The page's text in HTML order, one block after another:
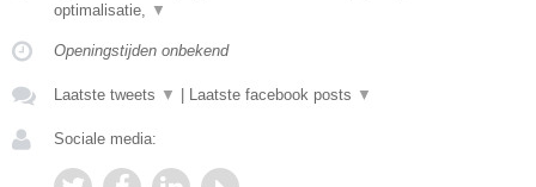
optimalisatie, ▼
Openingstijden onbekend
Laatste tweets ▼ Laatste facebook posts ▼
Sociale media: